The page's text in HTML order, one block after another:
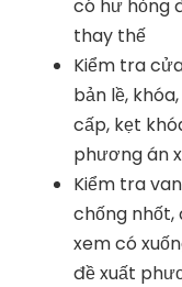
có hư hỏng
thay thế
Kiểm tra
bản lề,
cấp, kẹt
phương án
Kiểm tra
chống nhốt,
xem có
đề xuất